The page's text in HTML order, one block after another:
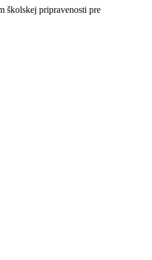
školskej pripravenosti pre